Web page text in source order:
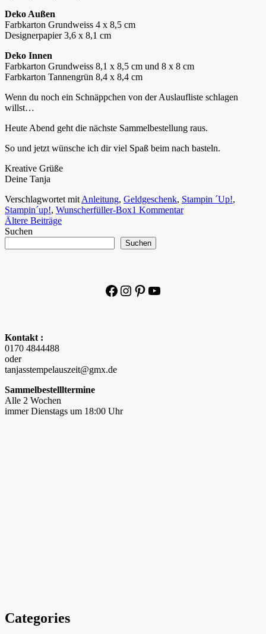
Deko Außen
Farbkarton Grundweiss 4 x 8,5 cm
Designerpapier 3,6 x 8,1 cm
Deko Innen
Farbkarton Grundweiss 8,1 x 8,5 cm und 8 x 8 cm
Farbkarton Tannengrün 8,4 x 8,4 cm
Wenn du noch ein Schnäppchen von der Auslaufliste schlagen
willst…
Heute Abend geht die nächste Sammelbestellung raus.
So und jetzt wünsche ich dir viel Spaß beim nach basteln.
Kreative Grüße
Deine Tanja
Verschlagwortet mit Anleitung, Geldgeschenk, Stampin ´Up!,
Stampin´up!, Wunscherfüller-Box1 Kommentar
Beitragsnavigation
Ältere Beiträge
Suchen
Suchen
Facebook
Instagram
Pinterest
YouTube
Kontakt :
0170 4844488
oder
tanjasstempelauszeit@gmx.de
Sammelbestellltermine
Alle 2 Wochen
immer Dienstags um 18:00 Uhr
Categories